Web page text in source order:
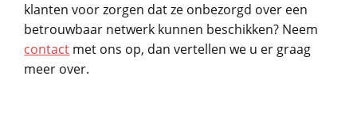
klanten voor zorgen dat ze onbezorgd over een
betrouwbaar netwerk kunnen beschikken? Neem
contact met ons op, dan vertellen we u er graag
meer over.